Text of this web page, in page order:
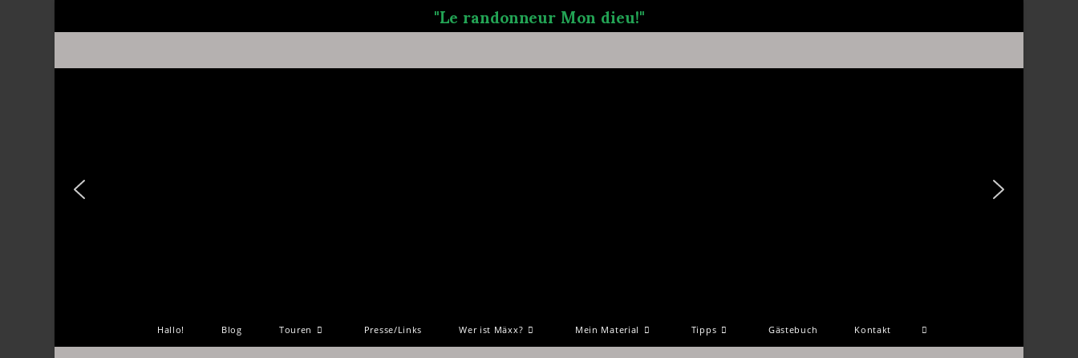
"Le randonneur Mon dieu!"
Hallo! Blog Touren Presse/Links Wer ist Mäxx? Mein Material Tipps Gästebuch Kontakt